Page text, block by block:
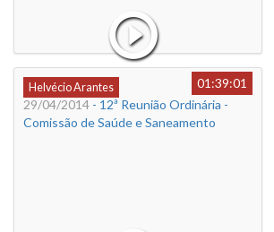
Helvécio Arantes
01:39:01
29/04/2014 - 12ª Reunião Ordinária -
Comissão de Saúde e Saneamento